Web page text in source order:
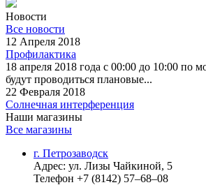
Новости
Все новости
12 Апреля 2018
Профилактика
18 апреля 2018 года с 00:00 до 10:00 по
будут проводиться плановые...
22 Февраля 2018
Солнечная интерференция
Наши магазины
Все магазины
г. Петрозаводск
Адрес: ул. Лизы Чайкиной, 5
Телефон +7 (8142) 57–68–08